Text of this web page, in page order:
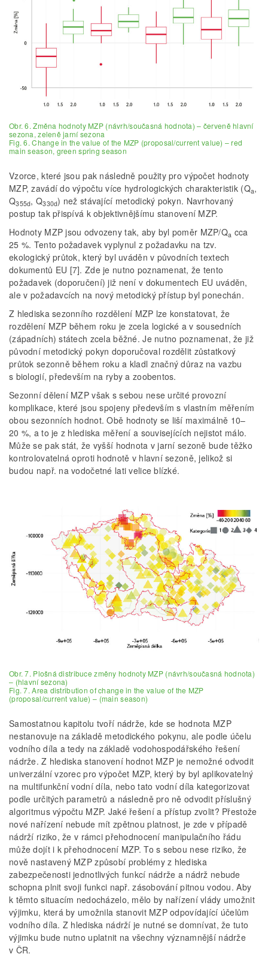
Obr. 6. Změna hodnoty MZP (návrh/současná hodnota) – červeně hlavní
sezona, zeleně jarní sezona
Fig. 6. Change in the value of the MZP (proposal/current value) – red
main season, green spring season
Vzorce, které jsou pak následně použity pro výpočet hodnoty
MZP, zavádí do výpočtu více hydrologických charakteristik (Qa,
Q355d, Q330d) než stávající metodický pokyn. Navrhovaný
postup tak přispívá k objektivnějšímu stanovení MZP.
Hodnoty MZP jsou odvozeny tak, aby byl poměr MZP/Qa cca
25 %. Tento požadavek vyplynul z požadavku na tzv.
ekologický průtok, který byl uváděn v původních textech
dokumentů EU [7]. Zde je nutno poznamenat, že tento
požadavek (doporučení) již není v dokumentech EU uváděn,
ale v požadavcích na nový metodický přístup byl ponechán.
Z hlediska sezonního rozdělení MZP lze konstatovat, že
rozdělení MZP během roku je zcela logické a v sousedních
(západních) státech zcela běžné. Je nutno poznamenat, že již
původní metodický pokyn doporučoval rozdělit zůstatkový
průtok sezonně během roku a kladl značný důraz na vazbu
s biologií, především na ryby a zoobentos.
Sezonní dělení MZP však s sebou nese určité provozní
komplikace, které jsou spojeny především s vlastním měřením
obou sezonních hodnot. Obě hodnoty se liší maximálně 10–
20 %, a to je z hlediska měření a souvisejících nejistot málo.
Může se pak stát, že vyšší hodnota v jarní sezoně bude těžko
kontrolovatelná oproti hodnotě v hlavní sezoně, jelikož si
budou např. na vodočetné lati velice blízké.
Obr. 7. Plošná distribuce změny hodnoty MZP (návrh/současná hodnota)
– (hlavní sezona)
Fig. 7. Area distribution of change in the value of the MZP
(proposal/current value) – (main season)
Samostatnou kapitolu tvoří nádrže, kde se hodnota MZP
nestanovuje na základě metodického pokynu, ale podle účelu
vodního díla a tedy na základě vodohospodářského řešení
nádrže. Z hlediska stanovení hodnot MZP je nemožné odvodit
univerzální vzorec pro výpočet MZP, který by byl aplikovatelný
na multifunkční vodní díla, nebo tato vodní díla kategorizovat
podle určitých parametrů a následně pro ně odvodit příslušný
algoritmus výpočtu MZP. Jaké řešení a přístup zvolit? Přestože
nové nařízení nebude mít zpětnou platnost, je zde v případě
nádrží riziko, že v rámci přehodnocení manipulačního řádu
může dojít i k přehodnocení MZP. To s sebou nese riziko, že
nově nastavený MZP způsobí problémy z hlediska
zabezpečenosti jednotlivých funkcí nádrže a nádrž nebude
schopna plnit svoji funkci např. zásobování pitnou vodou. Aby
k těmto situacím nedocházelo, mělo by nařízení vlády umožnit
výjimku, která by umožnila stanovit MZP odpovídající účelům
vodního díla. Z hlediska nádrží je nutné se domnívat, že tuto
výjimku bude nutno uplatnit na všechny významnější nádrže
v ČR.